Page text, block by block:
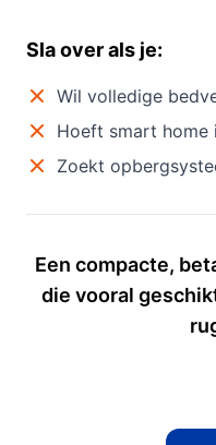
Sla over als je:
Wil volledige
Hoeft smart home
Zoekt
Een compacte,
die vooral